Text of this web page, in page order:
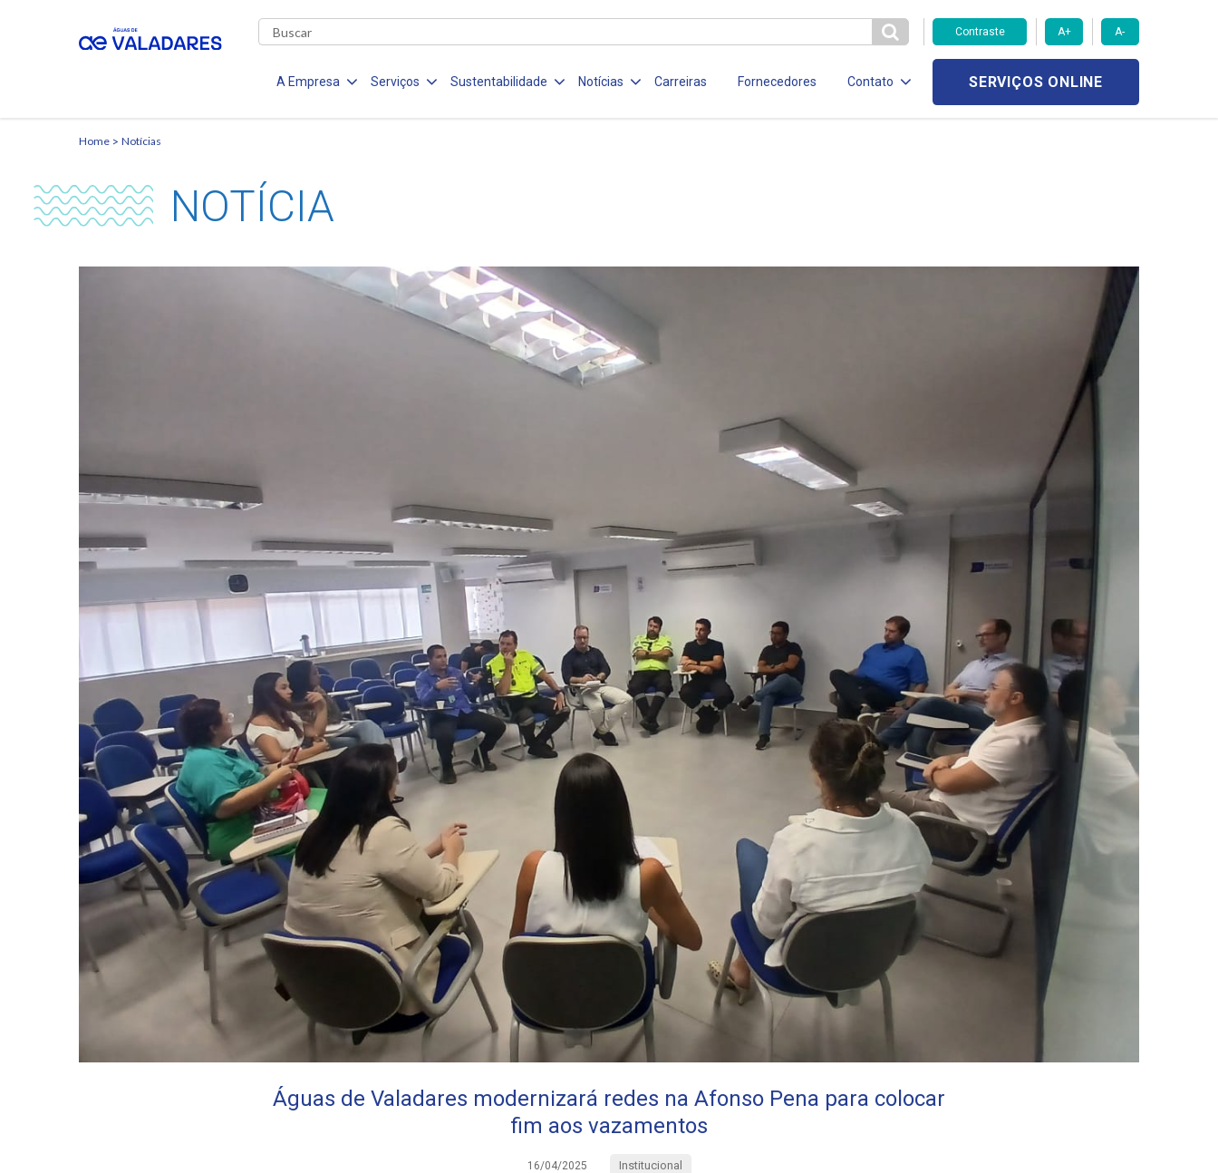
Contraste A+ A-
A Empresa Serviços Sustentabilidade Notícias Carreiras Fornecedores Contato SERVIÇOS ONLINE
Home Notícias
NOTÍCIA
Águas de Valadares modernizará redes na Afonso Pena para colocar
fim aos vazamentos
16/04/2025 Institucional